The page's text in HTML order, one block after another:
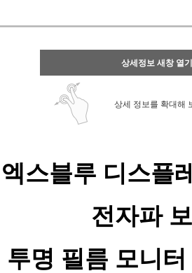
상세정보 새창 열기
상세 정보를 확대해
엑스블루 디스플
전자파
투명 필름 모니